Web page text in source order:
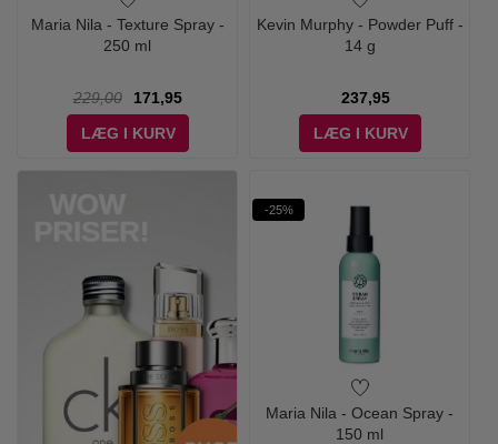
Maria Nila - Texture Spray -
250 ml
229,00
171,95
LÆG I KURV
Kevin Murphy - Powder Puff -
14 g
237,95
LÆG I KURV
-25%
Maria Nila - Ocean Spray -
150 ml